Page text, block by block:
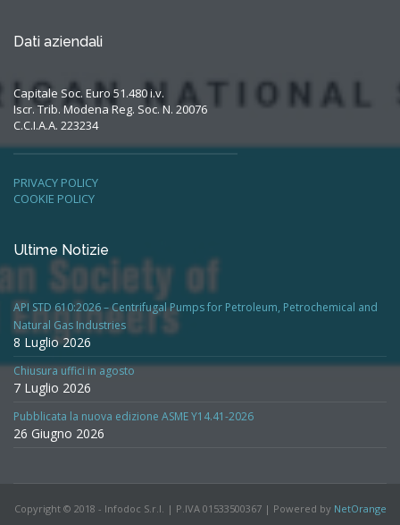
Dati aziendali
Capitale Soc. Euro 51.480 i.v.
Iscr. Trib. Modena Reg. Soc. N. 20076
C.C.I.A.A. 223234
PRIVACY POLICY
COOKIE POLICY
Ultime Notizie
API STD 610:2026 – Centrifugal Pumps for Petroleum, Petrochemical and
Natural Gas Industries
8 Luglio 2026
Chiusura uffici in agosto
7 Luglio 2026
Pubblicata la nuova edizione ASME Y14.41-2026
26 Giugno 2026
Copyright © 2018 - Infodoc S.r.l. | P.IVA 01533500367 | Powered by NetOrange